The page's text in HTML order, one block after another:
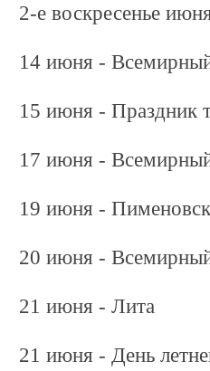
2-е воскресенье
14 июня -
15 июня - Праздник
17 июня -
19 июня -
20 июня -
21 июня - Лита
21 июня - День